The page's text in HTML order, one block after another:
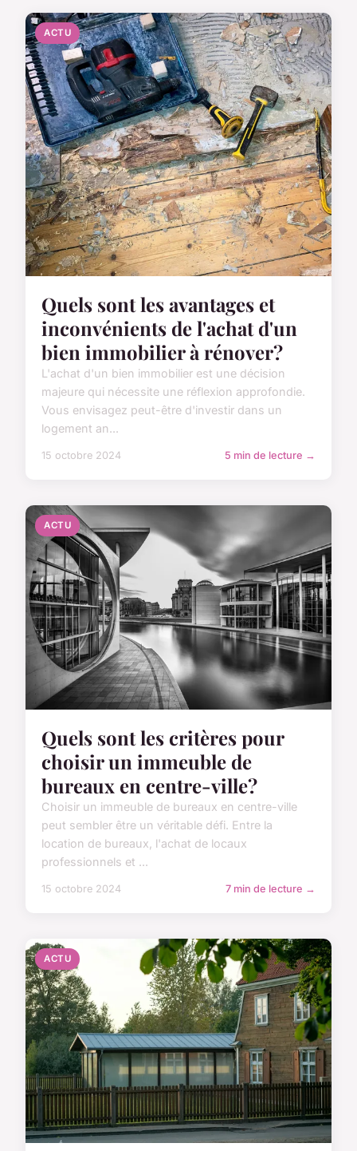
ACTU
Quels sont les avantages et
inconvénients de l'achat d'un
bien immobilier à rénover?
L'achat d'un bien immobilier est une décision
majeure qui nécessite une réflexion approfondie.
Vous envisagez peut-être d'investir dans un
logement an...
15 octobre 2024 5 min de lecture →
ACTU
Quels sont les critères pour
choisir un immeuble de
bureaux en centre-ville?
Choisir un immeuble de bureaux en centre-ville
peut sembler être un véritable défi. Entre la
location de bureaux, l'achat de locaux
professionnels et ...
15 octobre 2024 7 min de lecture →
ACTU